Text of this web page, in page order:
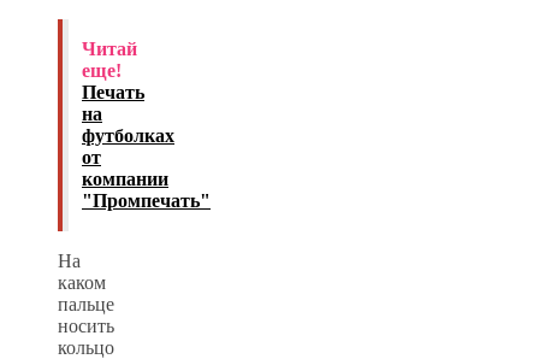
Читай
еще!
Печать
на
футболках
от
компании
"Промпечать"
На
каком
пальце
носить
кольцо